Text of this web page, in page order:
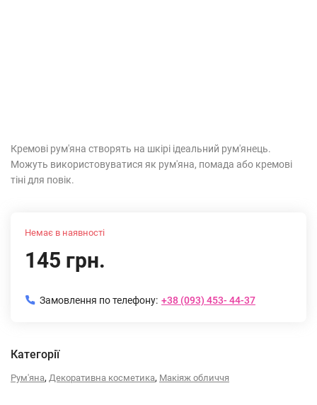
Кремові рум'яна створять на шкірі ідеальний рум'янець.
Можуть використовуватися як рум'яна, помада або кремові
тіні для повік.
Немає в наявності
145 грн.
Замовлення по телефону: +38 (093) 453- 44-37
Категорії
Рум'яна, Декоративна косметика, Макіяж обличчя